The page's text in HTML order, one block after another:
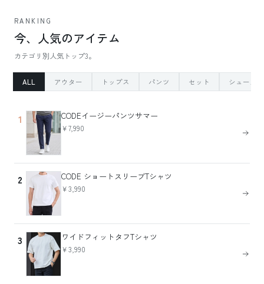
RANKING
今、人気のアイテム
カテゴリ別人気トップ3。
ALL アウター トップス パンツ セット シューズ
1 CODEイージーパンツサマー
￥7,990
2 CODE ショートスリーブTシャツ
￥3,990
3 ワイドフィットタフTシャツ
￥3,990